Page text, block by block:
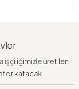
işçiliğimizle üretilen
katacak.